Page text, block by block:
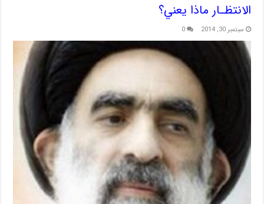
الانتظـار ماذا يعني؟
سبتمبر 30, 2014 0